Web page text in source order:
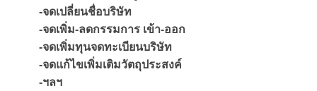
-จดเปลี่ยนชื่อบริษัท
-จดเพิ่ม-ลดกรรมการ เข้า-ออก
-จดเพิ่มทุนจดทะเบียนบริษัท
-จดแก้ไขเพิ่มเติมวัตถุประสงค์
-ฯลฯ